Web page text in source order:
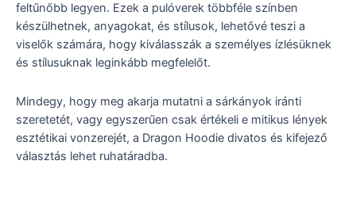
feltűnőbb legyen. Ezek a pulóverek többféle színben
készülhetnek, anyagokat, és stílusok, lehetővé teszi a
viselők számára, hogy kiválasszák a személyes ízlésüknek
és stílusuknak leginkább megfelelőt.
Mindegy, hogy meg akarja mutatni a sárkányok iránti
szeretetét, vagy egyszerűen csak értékeli e mitikus lények
esztétikai vonzerejét, a Dragon Hoodie divatos és kifejező
választás lehet ruhatáradba.